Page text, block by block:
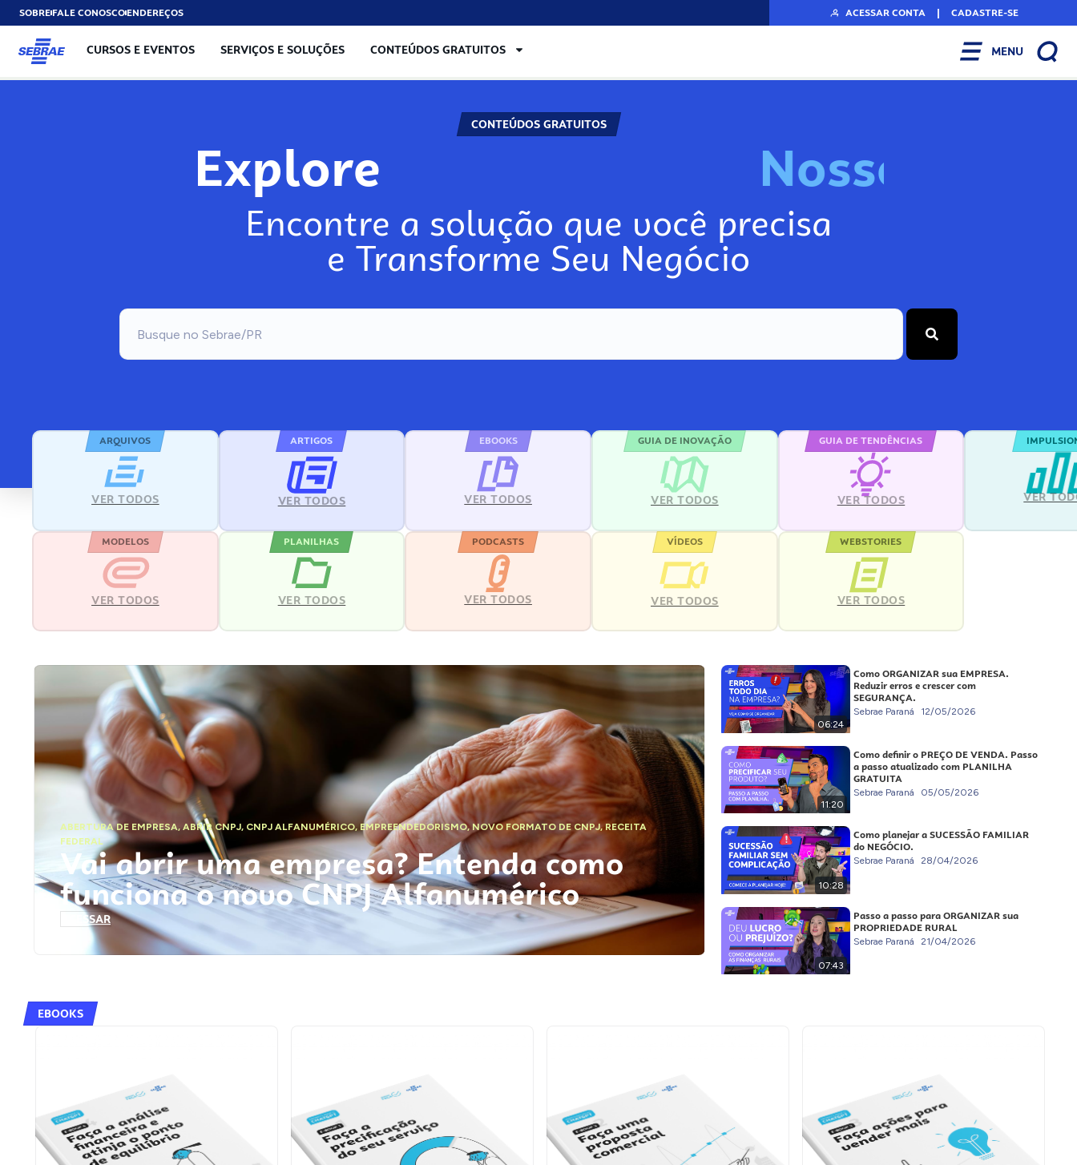
SOBREFALE CONOSCOENDEREÇOS ACESSAR CONTA | CADASTRE-SE
CURSOS E EVENTOS SERVIÇOS E SOLUÇÕES CONTEÚDOS GRATUITOS MENU
CONTEÚDOS GRATUITOS
Explore No
Encontre a solução que você precisa
e Transforme Seu Negócio
ARQUIVOS
VER TODOS
ARTIGOS
VER TODOS
EBOOKS
VER TODOS
GUIA DE INOVAÇÃO
VER TODOS
GUIA DE TENDÊNCIAS
VER TODOS VER
MODELOS
VER TODOS
PLANILHAS
VER TODOS
PODCASTS
VER TODOS
VÍDEOS
VER TODOS
WEBSTORIES
VER TODOS
ABERTURA DE EMPRESA,ABRIR CNPJ, CNPJ ALFANUMÉRICO, EMPREENDEDORISMO,NOVO FORMATO DE CNPJ,RECEITA
FEDERAL
Vai abrir uma empresa? Entenda como
funciona o novo CNPJ Alfanumérico
ACESSAR
06:24
Como ORGANIZAR sua EMPRESA.
Reduzir erros e crescer com
SEGURANÇA.
Sebrae Paraná 12/05/2026
11:20
Como definir o PREÇO DE VENDA. Passo
a passo atualizado com PLANILHA
GRATUITA
Sebrae Paraná 05/05/2026
10:28
Como planejar a SUCESSÃO FAMILIAR
do NEGÓCIO.
Sebrae Paraná 28/04/2026
07:43
Passo a passo para ORGANIZAR sua
PROPRIEDADE RURAL
Sebrae Paraná 21/04/2026
EBOOKS